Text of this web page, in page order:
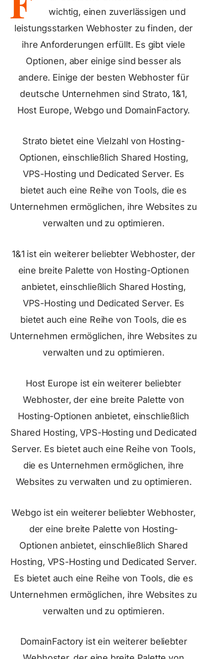
wichtig, einen zuverlässigen und
leistungsstarken Webhoster zu finden, der
ihre Anforderungen erfüllt. Es gibt viele
Optionen, aber einige sind besser als
andere. Einige der besten Webhoster für
deutsche Unternehmen sind Strato, 1&1,
Host Europe, Webgo und DomainFactory.
Strato bietet eine Vielzahl von Hosting-
Optionen, einschließlich Shared Hosting,
VPS-Hosting und Dedicated Server. Es
bietet auch eine Reihe von Tools, die es
Unternehmen ermöglichen, ihre Websites zu
verwalten und zu optimieren.
1&1 ist ein weiterer beliebter Webhoster, der
eine breite Palette von Hosting-Optionen
anbietet, einschließlich Shared Hosting,
VPS-Hosting und Dedicated Server. Es
bietet auch eine Reihe von Tools, die es
Unternehmen ermöglichen, ihre Websites zu
verwalten und zu optimieren.
Host Europe ist ein weiterer beliebter
Webhoster, der eine breite Palette von
Hosting-Optionen anbietet, einschließlich
Shared Hosting, VPS-Hosting und Dedicated
Server. Es bietet auch eine Reihe von Tools,
die es Unternehmen ermöglichen, ihre
Websites zu verwalten und zu optimieren.
Webgo ist ein weiterer beliebter Webhoster,
der eine breite Palette von Hosting-
Optionen anbietet, einschließlich Shared
Hosting, VPS-Hosting und Dedicated Server.
Es bietet auch eine Reihe von Tools, die es
Unternehmen ermöglichen, ihre Websites zu
verwalten und zu optimieren.
DomainFactory ist ein weiterer beliebter